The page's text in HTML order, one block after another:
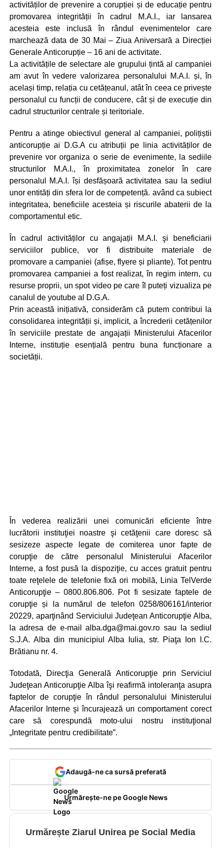
activităților de prevenire a corupției și de educație pentru
promovarea integrității în cadrul M.A.I., iar lansarea
acesteia este inclusă în rândul evenimentelor care
marchează data de 30 Mai – Ziua Aniversară a Direcției
Generale Anticorupție – 16 ani de activitate.
La activitățile de selectare ale grupului țintă al campaniei
am avut în vedere valorizarea personalului M.A.I. și, în
același timp, relația cu cetățeanul, atât în ceea ce privește
personalul cu funcții de conducere, cât și de execuție din
cadrul structurilor centrale și teritoriale.
Pentru a atinge obiectivul general al campaniei, polițiștii
anticorupție ai D.G.A cu atribuții pe linia activităților de
prevenire vor organiza o serie de evenimente, la sediile
structurilor M.A.I., în proximitatea zonelor în care
personalul M.A.I. își desfășoară activitatea sau la sediul
unor entități din sfera lor de competență. având ca subiect
integritatea, beneficiile acesteia și riscurile abaterii de la
comportamentul etic.
În cadrul activităților cu angajații M.A.I. şi beneficiarii
serviciilor publice, vor fi distribuite materiale de
promovare a campaniei (afișe, flyere și pliante). Tot pentru
promovarea campaniei a fost realizat, în regim intern, cu
resurse proprii, un spot video pe care îl puteți vizualiza pe
canalul de youtube al D.G.A.
Prin această inițiativă, considerăm că putem contribui la
consolidarea integrității și, implicit, a încrederii cetățenilor
în serviciile prestate de angajații Ministerului Afacerilor
Interne, instituție esențială pentru buna funcționare a
societății.
În vederea realizării unei comunicări eficiente între
lucrătorii instituţiei noastre şi cetăţenii care doresc să
sesizeze aspecte legate de comiterea unor fapte de
corupţie de către personalul Ministerului Afacerilor
Interne, a fost pusă la dispoziţie, cu acces gratuit pentru
toate reţelele de telefonie fixă ori mobilă, Linia TelVerde
Anticorupţie – 0800.806.806. Pot fi sesizate faptele de
corupţie și la numărul de telefon 0258/806161/interior
20229, aparţinând Serviciului Judeţean Anticorupţie Alba,
la adresa de e-mailalba.dga@mai.gov.ro sau la sediul
S.J.A. Alba din municipiul Alba Iulia, str. Piaţa Ion I.C.
Brătianu nr. 4.
Totodată, Direcţia Generală Anticorupţie prin Serviciul
Judeţean Anticorupţie Alba îşi reafirmă intoleranţa asupra
faptelor de corupţie în rândul personalului Ministerului
Afacerilor Interne şi încurajează un comportament corect
care să corespundă moto-ului nostru instituţional
„Integritate pentru credibilitate”.
Adaugă-ne ca sursă preferată
Urmărește-ne pe Google News
Urmărește Ziarul Unirea pe Social Media